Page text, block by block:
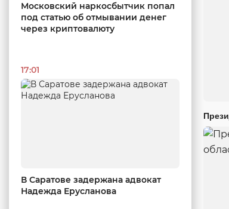
Московский наркосбытчик попал
под статью об отмывании денег
через криптовалюту
17:01
В Саратове задержана адвокат
Надежда Ерусланова